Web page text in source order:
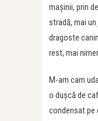
maşinii, prin
stradă, mai un
dragoste
rest, mai
M-am cam
o duşcă de
condensat pe